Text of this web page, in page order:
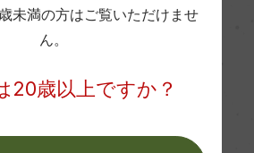
赤 2022
Petriera Rosso
750ml, 2,150 yen
未満の方はご覧いただけませ
ん。
20歳以上ですか？